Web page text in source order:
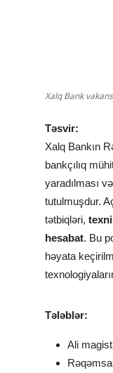
Xalq Bank
Təsvir:
Xalq Bankın
bankçılıq
yaradılması
tutulmuşdur.
tətbiqləri,
hesabat. Bu
həyata
Tələblər:
Ali